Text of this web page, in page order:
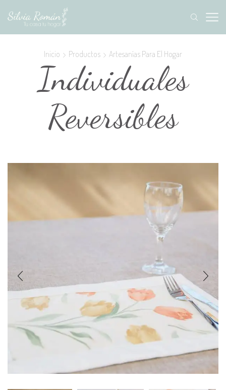
Inicio Productos Artesanías Para El Hogar
Individuales
Reversibles